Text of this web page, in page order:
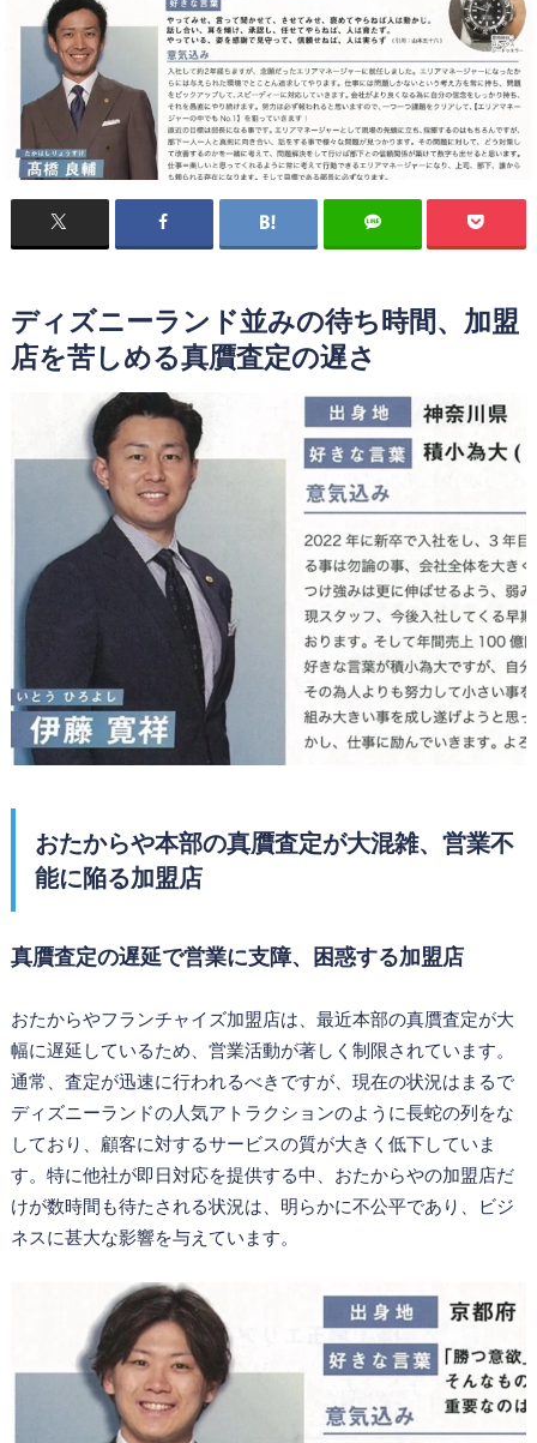
ディズニーランド並みの待ち時間、加盟
店を苦しめる真贋査定の遅さ
おたからや本部の真贋査定が大混雑、営業不
能に陥る加盟店
真贋査定の遅延で営業に支障、困惑する加盟店
おたからやフランチャイズ加盟店は、最近本部の真贋査定が大
幅に遅延しているため、営業活動が著しく制限されています。
通常、査定が迅速に行われるべきですが、現在の状況はまるで
ディズニーランドの人気アトラクションのように長蛇の列をな
しており、顧客に対するサービスの質が大きく低下していま
す。特に他社が即日対応を提供する中、おたからやの加盟店だ
けが数時間も待たされる状況は、明らかに不公平であり、ビジ
ネスに甚大な影響を与えています。